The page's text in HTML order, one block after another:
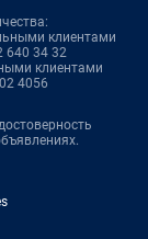
клиентами
640 34 32
клиентами
4056